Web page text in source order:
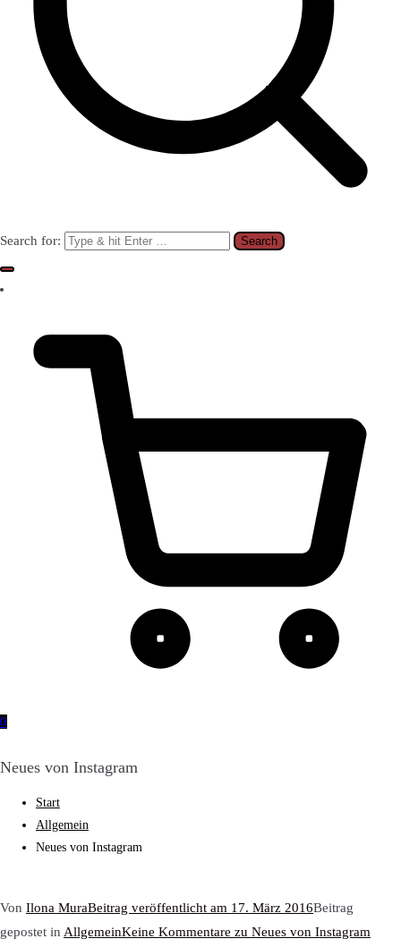
Search for:
0
Neues von Instagram
Start
Allgemein
Neues von Instagram
Von Ilona MuraBeitrag veröffentlicht am 17. März 2016Beitrag
gepostet in AllgemeinKeine Kommentare zu Neues von Instagram